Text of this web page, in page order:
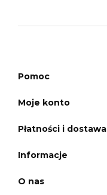
Pomoc
Moje konto
Płatności i dostawa
Informacje
O nas